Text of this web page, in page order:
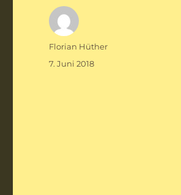
Autor
Florian Hüther
Veröffentlicht
7. Juni 2018